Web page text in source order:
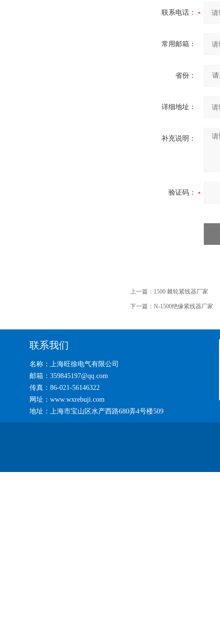
联系电话：
常用邮箱：
省份：
详细地址：
补充说明：
验证码：
上一篇： 1500 棘轮紧线器厂家
下一篇： N-1500绝缘紧线器厂家
联系我们
名称：上海旺徐电气有限公司
邮箱：359845197@qq.com
传真：86-021-56146322
网址：www.wxrebuji.com
地址：上海市宝山区水产西路680弄4号楼509